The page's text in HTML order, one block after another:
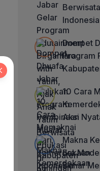
Indonesia
Dompet
Program
10 Cara
Aksi
Makna
Era
Benar